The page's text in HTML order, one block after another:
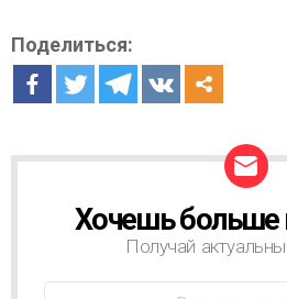
Поделиться:
О
Хочешь больше
Получай